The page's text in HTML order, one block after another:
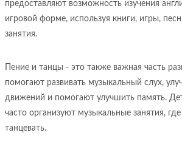
предоставляют возможность изучения
игровой форме, используя книги, игры,
занятия.
Пение и танцы - это также важная часть
помогают развивать музыкальный слух,
движений и помогают улучшить память.
часто организуют музыкальные занятия,
танцевать.